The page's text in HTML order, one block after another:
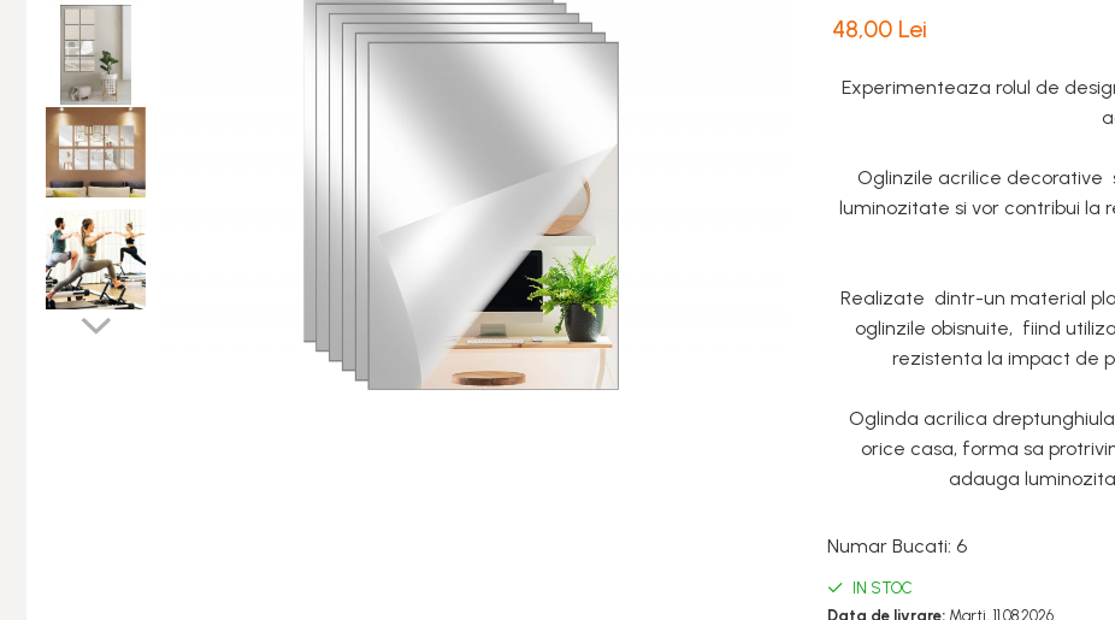
Folii Si Accesorii pentru Ferestre
si Geamuri
Cantare Electronice & Sisteme
de Siguranta
Accesorii si Protectii Mobilier
Accesorii TV
Intretinere Textile si Covoare
Accesorii Gradina
Markere Multisuprafete
Adezivi & Benzi Adezive
48,00 Lei
Experimenteaza rolul de
Oglinzile acrilice decorative
luminozitate si vor contribui
Realizate dintr-un material
oglinzile obisnuite, fiind
rezistenta la impact de
Oglinda acrilica
orice casa, forma sa
adauga
Numar Bucati: 6
IN STOC
Data de livrare: Marti, 11.08.2026